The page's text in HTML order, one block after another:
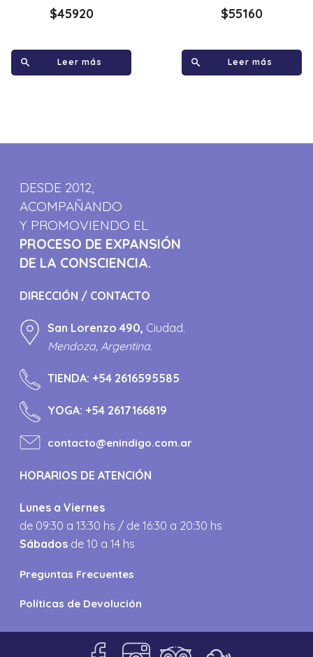
$45920
Leer más
$55160
Leer más
DESDE 2012,
ACOMPAÑANDO
Y PROMOVIENDO EL
PROCESO DE EXPANSIÓN
DE LA CONSCIENCIA.
DIRECCIÓN / CONTACTO
San Lorenzo 490, Ciudad.
Mendoza, Argentina.
TIENDA:+54 2616595585
YOGA:+54 2617166819
contacto@enindigo.com.ar
HORARIOS DE ATENCIÓN
Lunes a Viernes
de 09:30 a 13:30 hs / de 16:30 a 20:30 hs
Sábados de 10 a 14 hs
Preguntas Frecuentes
Políticas de Devolución